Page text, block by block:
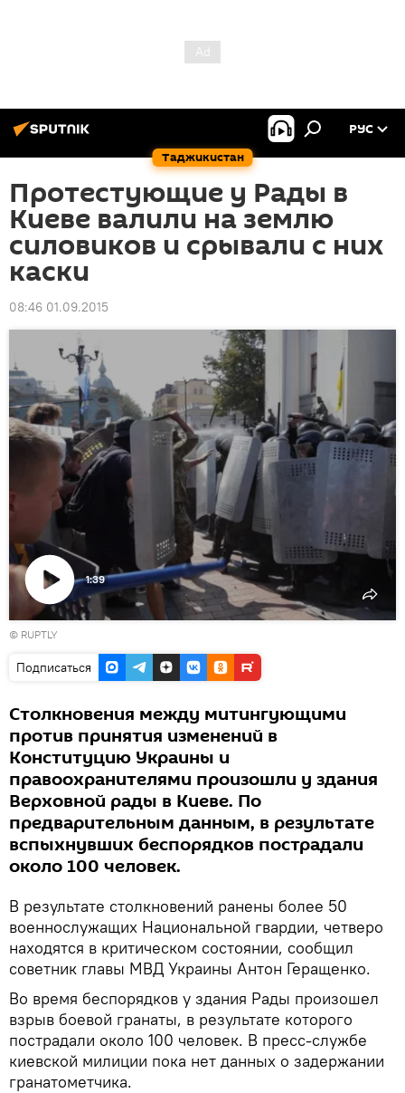
Таджикистан
РУС
Протестующие у Рады в
Киеве валили на землю
силовиков и срывали с них
каски
08:46 01.09.2015
Воспроизвести
видео
1:39
© RUPTLY
Подписаться
Столкновения между митингующими
против принятия изменений в
Конституцию Украины и
правоохранителями произошли у здания
Верховной рады в Киеве. По
предварительным данным, в результате
вспыхнувших беспорядков пострадали
около 100 человек.
В результате столкновений ранены более 50
военнослужащих Национальной гвардии, четверо
находятся в критическом состоянии, сообщил
советник главы МВД Украины Антон Геращенко.
Во время беспорядков у здания Рады произошел
взрыв боевой гранаты, в результате которого
пострадали около 100 человек. В пресс-службе
киевской милиции пока нет данных о задержании
гранатометчика.